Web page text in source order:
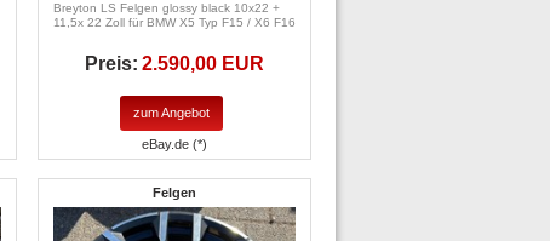
Breyton LS Felgen glossy black 10x22 +
11,5x 22 Zoll für BMW X5 Typ F15 / X6 F16
Preis: 2.590,00 EUR
zum Angebot
eBay.de (*)
Felgen